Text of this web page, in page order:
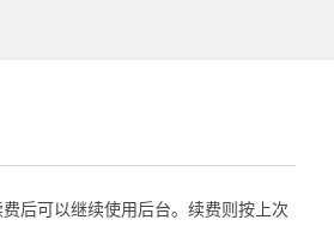
后可以继续使用后台。续费则按上次